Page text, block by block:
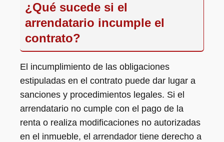
¿Qué sucede si el
arrendatario incumple el
contrato?
El incumplimiento de las obligaciones
estipuladas en el contrato puede dar lugar a
sanciones y procedimientos legales. Si el
arrendatario no cumple con el pago de la
renta o realiza modificaciones no autorizadas
en el inmueble, el arrendador tiene derecho a